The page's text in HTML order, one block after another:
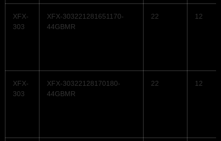
XFX-
303
XFX-303221281651170-
44GBMR
22 12
XFX-
303
XFX-30322128170180-
44GBMR
22 12